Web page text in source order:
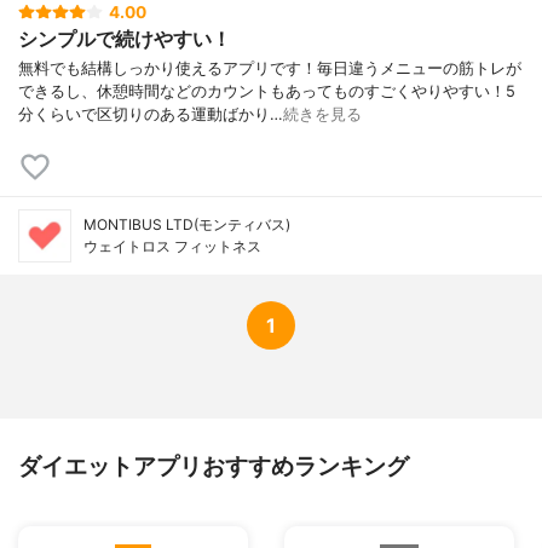
4.00
シンプルで続けやすい！
無料でも結構しっかり使えるアプリです！毎日違うメニューの筋トレが
できるし、休憩時間などのカウントもあってものすごくやりやすい！5
分くらいで区切りのある運動ばかり…続きを見る
MONTIBUS LTD(モンティバス)
ウェイトロス フィットネス
1
ダイエットアプリおすすめランキング